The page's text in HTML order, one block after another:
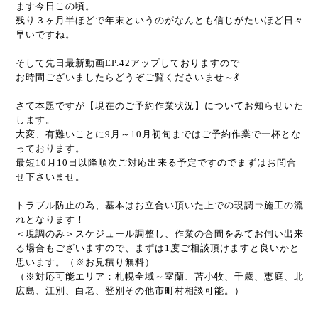
ます今日この頃。
残り３ヶ月半ほどで年末というのがなんとも信じがたいほど日々
早いですね。
そして先日最新動画EP.42アップしておりますので
お時間ございましたらどうぞご覧くださいませ～💃
さて本題ですが【現在のご予約作業状況】についてお知らせいた
します。
大変、有難いことに9月～10月初旬まではご予約作業で一杯とな
っております。
最短10月10日以降順次ご対応出来る予定ですのでまずはお問合
せ下さいませ。
トラブル防止の為、基本はお立合い頂いた上での現調⇒施工の流
れとなります！
＜現調のみ＞スケジュール調整し、作業の合間をみてお伺い出来
る場合もございますので、まずは1度ご相談頂けますと良いかと
思います。（※お見積り無料）
（※対応可能エリア：札幌全域～室蘭、苫小牧、千歳、恵庭、北
広島、江別、白老、登別その他市町村相談可能。）